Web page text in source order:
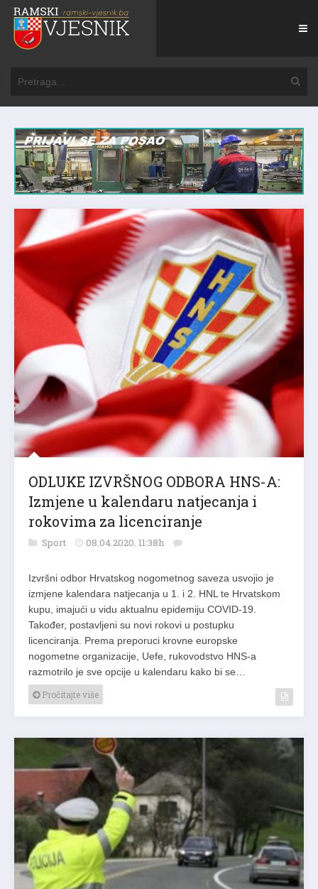
ODLUKE IZVRŠNOG ODBORA HNS-A:
Izmjene u kalendaru natjecanja i
rokovima za licenciranje
Sport 08.04.2020. 11:38h
Izvršni odbor Hrvatskog nogometnog saveza usvojio je
izmjene kalendara natjecanja u 1. i 2. HNL te Hrvatskom
kupu, imajući u vidu aktualnu epidemiju COVID-19.
Također, postavljeni su novi rokovi u postupku
licenciranja. Prema preporuci krovne europske
nogometne organizacije, Uefe, rukovodstvo HNS-a
razmotrilo je sve opcije u kalendaru kako bi se…
Pročitajte više